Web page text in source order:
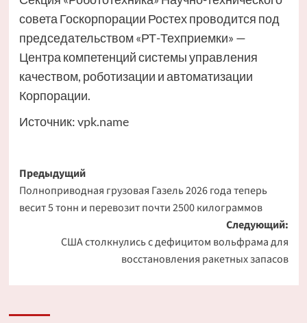
совета Госкорпорации Ростех проводится под
председательством «РТ-Техприемки» —
Центра компетенций системы управления
качеством, роботизации и автоматизации
Корпорации.
Источник:vpk.name
Навигация
записи
Предыдущий
Полноприводная грузовая Газель 2026 года теперь
весит 5 тонн и перевозит почти 2500 килограммов
Следующий:
США столкнулись с дефицитом вольфрама для
восстановления ракетных запасов